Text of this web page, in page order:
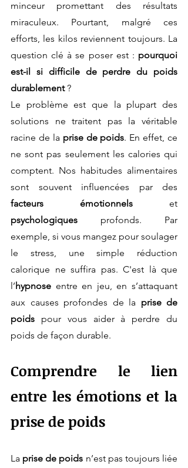
minceur promettant des résultats
miraculeux. Pourtant, malgré ces
efforts, les kilos reviennent toujours. La
question clé à se poser est : pourquoi
est-il si difficile de perdre du poids
durablement ?
Le problème est que la plupart des
solutions ne traitent pas la véritable
racine de la prise de poids. En effet, ce
ne sont pas seulement les calories qui
comptent. Nos habitudes alimentaires
facteurs émotionnels
psychologiques profonds. Par
exemple, si vous mangez pour soulager
le stress, une simple réduction
calorique ne suffira pas. C'est là que
l’hypnose entre en jeu, en s’attaquant
aux causes profondes de la prise de
poids pour vous aider à perdre du
poids de façon durable.
Comprendre le lien
entre les émotions et la
prise de poids
La prise de poids n’est pas toujours liée